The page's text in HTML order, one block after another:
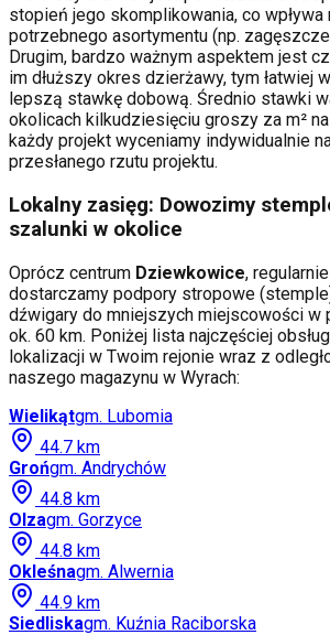
stopień jego skomplikowania, co wpływa
potrzebnego asortymentu (np.
Drugim, bardzo ważnym aspektem jest
im dłuższy okres dzierżawy, tym łatwiej
lepszą stawkę dobową. Średnio stawki
okolicach kilkudziesięciu groszy za m²
każdy projekt wyceniamy indywidualnie
przesłanego rzutu projektu.
Lokalny zasięg: Dowozimy
szalunki w okolice
Oprócz centrum Dziewkowice, regularnie
dostarczamy podpory stropowe
dźwigary do mniejszych miejscowości w
ok. 60 km. Poniżej lista najczęściej
lokalizacji w Twoim rejonie wraz z
naszego magazynu w Wyrach:
Wielikątgm. Lubomia
44.7 km
Grońgm. Andrychów
44.8 km
Olzagm. Gorzyce
44.8 km
Okleśnagm. Alwernia
44.9 km
Siedliskagm. Kuźnia Raciborska